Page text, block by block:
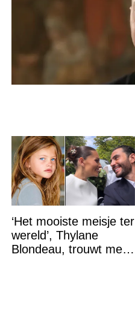
‘Het mooiste meisje ter
wereld’, Thylane
Blondeau, trouwt met